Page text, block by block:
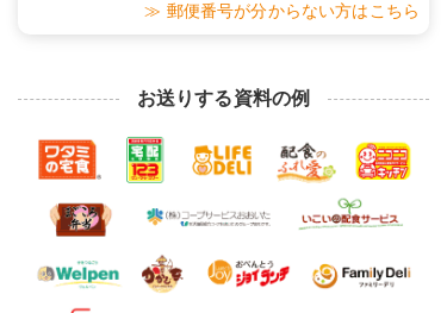
≫ 郵便番号が分からない方はこちら
お送りする資料の例